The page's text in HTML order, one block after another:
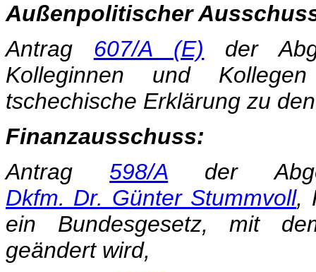
Außenpolitischer
Antrag 607/A (E) der
Kolleginnen und
tschechische Erklärung zu
Finanzausschuss:
Antrag 598/A der
Dkfm. Dr. Günter Stummvoll,
ein Bundesgesetz, mit
geändert wird,